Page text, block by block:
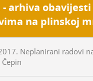
- arhiva obavijesti
na plinskoj
Neplanirani radovi